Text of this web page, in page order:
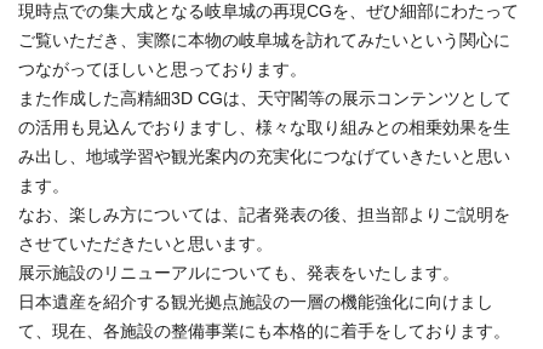
現時点での集大成となる岐阜城の再現CGを、ぜひ細部にわたって
ご覧いただき、実際に本物の岐阜城を訪れてみたいという関心に
つながってほしいと思っております。
また作成した高精細3D CGは、天守閣等の展示コンテンツとして
の活用も見込んでおりますし、様々な取り組みとの相乗効果を生
み出し、地域学習や観光案内の充実化につなげていきたいと思い
ます。
なお、楽しみ方については、記者発表の後、担当部よりご説明を
させていただきたいと思います。
展示施設のリニューアルについても、発表をいたします。
日本遺産を紹介する観光拠点施設の一層の機能強化に向けまし
て、現在、各施設の整備事業にも本格的に着手をしております。